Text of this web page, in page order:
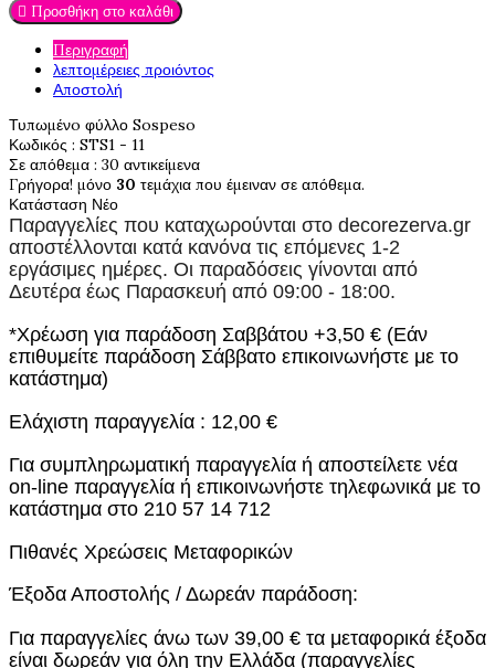
 Προσθήκη στο καλάθι
Περιγραφή
λεπτομέρειες προιόντος
Αποστολή
Τυπωμένo φύλλο Sospeso
Κωδικός : STS1 - 11
Σε απόθεμα : 30 αντικείμενα
Γρήγορα! μόνο 30 τεμάχια που έμειναν σε απόθεμα.
Κατάσταση Νέο
Παραγγελίες που καταχωρούνται στο decorezerva.gr
αποστέλλονται κατά κανόνα τις επόμενες 1-2
εργάσιμες ημέρες. Οι παραδόσεις γίνονται από
Δευτέρα έως Παρασκευή από 09:00 - 18:00.
*Χρέωση για παράδοση Σαββάτου +3,50 € (Εάν
επιθυμείτε παράδοση Σάββατο επικοινωνήστε με το
κατάστημα)
Ελάχιστη παραγγελία : 12,00 €
Για συμπληρωματική παραγγελία ή αποστείλετε νέα
on-line παραγγελία ή επικοινωνήστε τηλεφωνικά με το
κατάστημα στο 210 57 14 712
Πιθανές Χρεώσεις Μεταφορικών
Έξοδα Αποστολής / Δωρεάν παράδοση:
Για παραγγελίες άνω των 39,00 € τα μεταφορικά έξοδα
είναι δωρεάν για όλη την Ελλάδα (παραγγελίες